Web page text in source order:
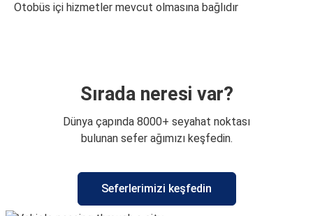
Otobüs içi hizmetler mevcut olmasına bağlıdır
Sırada neresi var?
Dünya çapında 8000+ seyahat noktası
bulunan sefer ağımızı keşfedin.
Seferlerimizi keşfedin